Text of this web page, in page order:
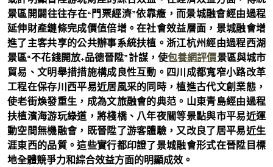
景區開闢往往存在“門票經濟”依靠癥，而景城融會經由過程
延伸財產鏈條完成價值倍增。在社會效益層面，景城融會增
進了主客共享的公共辦事系統扶植。浙江杭州經由過程西湖
景區“不花錢開放+品德晉陞”計謀，使包養網評價景區與城市
貿易、文明舉措措施構成良性互動。四川成都寬窄小路改革
工程在保存川西平易近居風采的同時，植進古代文創業態，
使老街煥發重生，成為文旅融會的典范。山東青島經由過程
扶植濱海游玩綠道，將棧橋、八年夜關等景點與市平易近運
動空間無機融會，既晉陞了游客體驗，又改良了居平易近生
涯東西的品質。這些實行都印證了景城融會形式在晉陞目標
地全體競爭力和綜合效益方面的明顯成效。